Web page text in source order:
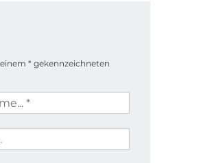
* gekennzeichneten